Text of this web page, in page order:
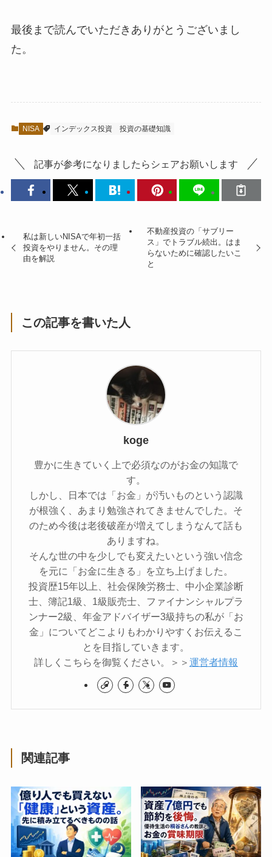
最後まで読んでいただきありがとうございまし
た。
NISA インデックス投資 投資の基礎知識
記事が参考になりましたらシェアお願いします
私は新しいNISAで年初一括
投資をやりません。その理
由を解説
不動産投資の「サブリー
ス」でトラブル続出。はま
らないために確認したいこ
と
この記事を書いた人
koge
豊かに生きていく上で必須なのがお金の知識で
す。
しかし、日本では「お金」が汚いものという認識
が根強く、あまり勉強されてきませんでした。そ
のため今後は老後破産が増えてしまうなんて話も
ありますね。
そんな世の中を少しでも変えたいという強い信念
を元に「お金に生きる」を立ち上げました。
投資歴15年以上、社会保険労務士、中小企業診断
士、簿記1級、1級販売士、ファイナンシャルプラ
ンナー2級、年金アドバイザー3級持ちの私が「お
金」についてどこよりもわかりやすくお伝えるこ
とを目指していきます。
詳しくこちらを御覧ください。＞＞ 運営者情報
関連記事